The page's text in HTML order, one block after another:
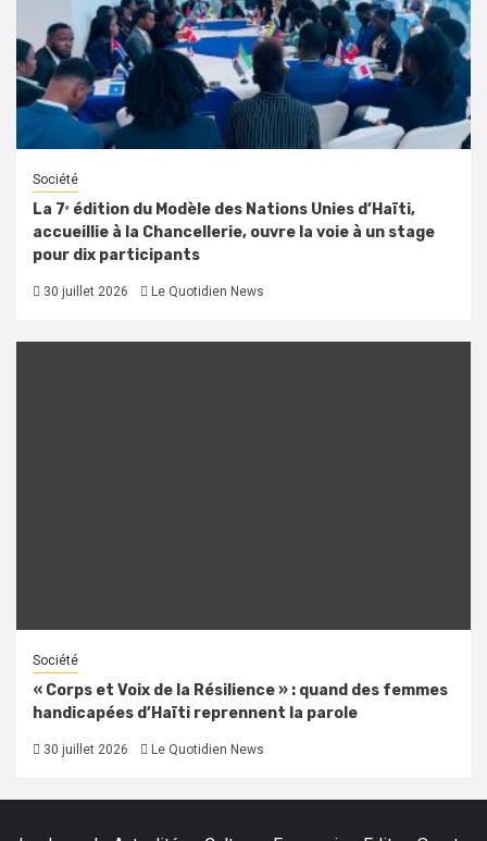
Société
La 7ᵉ édition du Modèle des Nations Unies d’Haïti,
accueillie à la Chancellerie, ouvre la voie à un stage
pour dix participants
30 juillet 2026 Le Quotidien News
Société
« Corps et Voix de la Résilience » : quand des femmes
handicapées d’Haïti reprennent la parole
30 juillet 2026 Le Quotidien News